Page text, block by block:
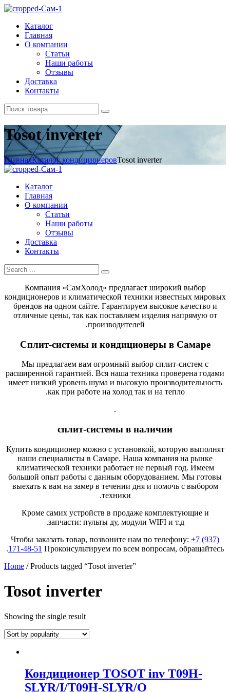
Каталог
Главная
О компании
Статьи
Наши работы
Отзывы
Доставка
Контакты
Tosot inverter
ГлавнаяКаталог кондиционеровTosot inverter
Каталог
Главная
О компании
Статьи
Наши работы
Отзывы
Доставка
Контакты
Компания «СамХолод» предлагает широкий выбор
кондиционеров и климатической техники известных мировых
брендов на одном сайте. Гарантируем высокое качество и
отличные цены, так как поставляем изделия напрямую от
производителей.
Сплит-системы и кондиционеры в Самаре
Мы предлагаем вам огромный выбор сплит-систем с
расширенной гарантией. Вся наша техника проверена годами
имеет низкий уровень шума и высокую производительность
как при работе на холод так и на тепло.
.
сплит-системы в наличии
Купить кондиционер можно с установкой, которую выполнят
наши специалисты в Самаре. Наша компания на рынке
климатической техники работает не первый год. Имеем
большой опыт работы с данным оборудованием. Мы готовы
выехать к вам на замер в течении дня и помочь с выбором
техники.
Кроме самих устройств в продаже комплектующие и
запчасти: пульты ду, модули WIFI и т.д.
Чтобы заказать товар, позвоните нам по телефону: +7 (937)
171-48-51 Проконсультируем по всем вопросам, обращайтесь.
Home / Products tagged “Tosot inverter”
Tosot inverter
Showing the single result
Кондиционер TOSOT inv T09H-
SLYR/I/T09H-SLYR/O